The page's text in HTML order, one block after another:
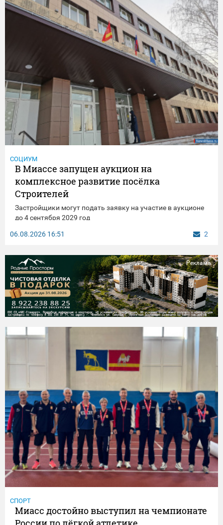
СОЦИУМ
В Миассе запущен аукцион на
комплексное развитие посёлка
Строителей
Застройщики могут подать заявку на участие в аукционе
до 4 сентября 2029 год
06.08.2026 16:51 2
Реклама
СПОРТ
Миасс достойно выступил на чемпионате